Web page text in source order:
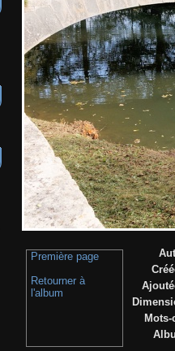
Première page
Retourner à
l'album
Mots-